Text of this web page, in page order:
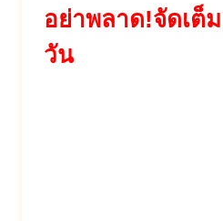
อย่าพลาด!จัดเต็
วัน